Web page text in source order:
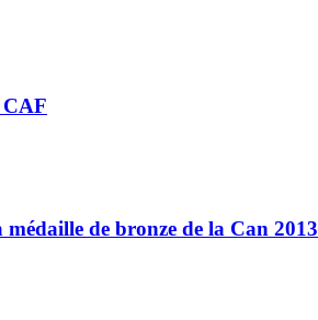
CAF
de bronze de la Can 2013